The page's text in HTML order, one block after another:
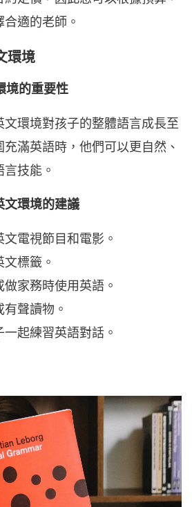
適的老師。
環境
境的重要性
環境對孩子的整體語言成長至
滿英語時，他們可以更自然、
技能。
文環境的建議
電視節目和電影。
標籤。
家務時使用英語。
聲讀物。
起練習英語對話。